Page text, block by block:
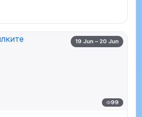
19 Jun – 20 Jun
99